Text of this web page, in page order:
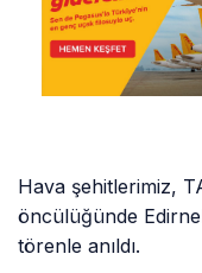
Hava şehitlerimiz,
öncülüğünde
törenle anıldı.